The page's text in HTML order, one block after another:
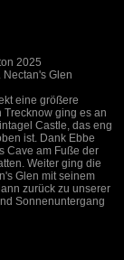
2025
Nectan's Glen
eine größere
Trecknow ging es an
Castle, das eng
ist. Dank Ebbe
Cave am Fuße der
Weiter ging die
Glen mit seinem
zurück zu unserer
Sonnenuntergang